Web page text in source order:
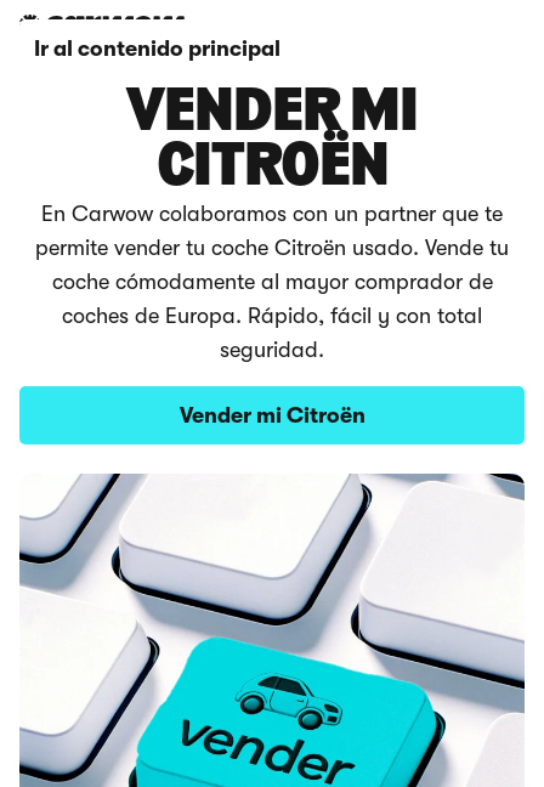
Ir al contenido principal
VENDER MI
CITROËN
En Carwow colaboramos con un partner que te
permite vender tu coche Citroën usado. Vende tu
coche cómodamente al mayor comprador de
coches de Europa. Rápido, fácil y con total
seguridad.
Vender mi Citroën